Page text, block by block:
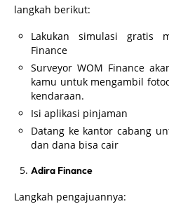
langkah berikut:
Lakukan simulasi gratis
Finance
Surveyor WOM Finance
kamu untuk mengambil
kendaraan.
Isi aplikasi pinjaman
Datang ke kantor cabang
dan dana bisa cair
Adira Finance
Langkah pengajuannya: